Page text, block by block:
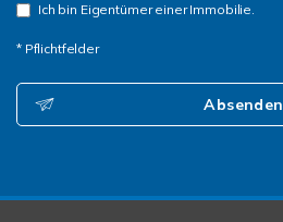
Ich bin Eigentümer einer Immobilie.
* Pflichtfelder
Absenden